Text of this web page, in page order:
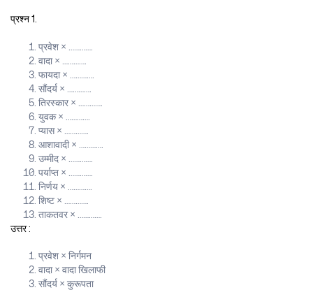
प्रश्न 1.
प्रवेश × ………….
वादा × ………….
फायदा × ………….
सौंदर्य × ………….
तिरस्कार × ………….
युवक × ………….
प्यास × ………….
आशावादी × ………….
उम्मीद × ………….
पर्याप्त × ………….
निर्णय × ………….
शिष्ट × ………….
ताकतवर × ………….
उत्तर :
प्रवेश × निर्गमन
वादा × वादा खिलाफी
सौंदर्य × कुरूपता